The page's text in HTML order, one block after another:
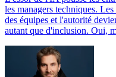
les managers techniques.
des équipes et l'autorité
autant que d'inclusion. Oui,